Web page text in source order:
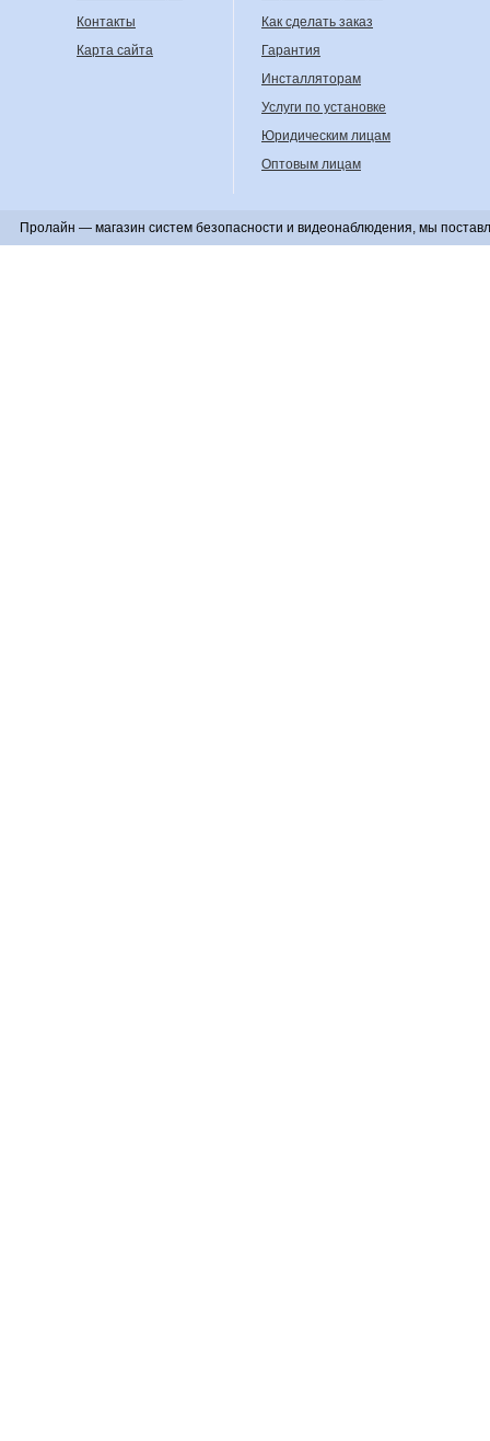
Контакты
Карта сайта
Как сделать заказ
Гарантия
Инсталляторам
Услуги по установке
Юридическим лицам
Оптовым лицам
Пролайн — магазин систем безопасности и видеонаблюдения, мы